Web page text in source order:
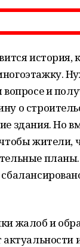
история,
вопросе и
о
здания. Но
жители,
жалоб и